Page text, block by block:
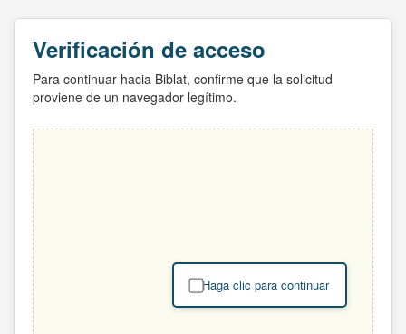
Verificación de acceso
Para continuar hacia Biblat, confirme que la solicitud
proviene de un navegador legítimo.
Haga clic para continuar